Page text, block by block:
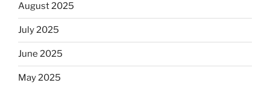
August 2025
July 2025
June 2025
May 2025